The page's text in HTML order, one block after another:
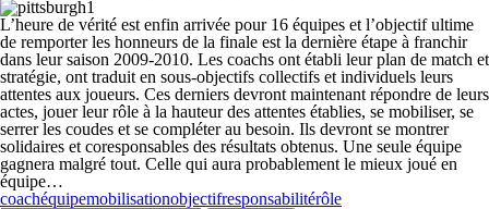
L’heure de vérité est enfin arrivée pour 16 équipes et l’objectif ultime
de remporter les honneurs de la finale est la dernière étape à franchir
dans leur saison 2009-2010. Les coachs ont établi leur plan de match et
stratégie, ont traduit en sous-objectifs collectifs et individuels leurs
attentes aux joueurs. Ces derniers devront maintenant répondre de leurs
actes, jouer leur rôle à la hauteur des attentes établies, se mobiliser, se
serrer les coudes et se compléter au besoin. Ils devront se montrer
solidaires et coresponsables des résultats obtenus. Une seule équipe
gagnera malgré tout. Celle qui aura probablement le mieux joué en
équipe…
coachéquipemobilisationobjectifresponsabilitérôle